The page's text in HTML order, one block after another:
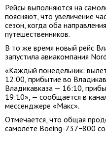
Рейсы выполняются на
поясняют, что увеличение
сезон, когда оба
путешественников.
В то же время новый рейс
запустила авиакомпания
«Каждый понедельник:
12:00, прибытие во
Владикавказа — 16:10,
19:10», — сообщается в
мессенджере «Макс».
Отмечается, что общая
самолете Boeing-737−800